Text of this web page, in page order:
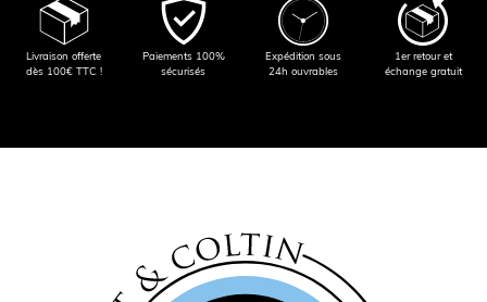
Livraison offerte
dès 100€ TTC !
Paiements 100%
sécurisés
Expédition sous
24h ouvrables
1er retour et
échange gratuit